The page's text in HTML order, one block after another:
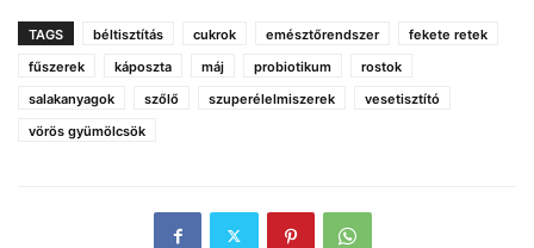
TAGS béltisztítás cukrok emésztőrendszer
fekete retek
fűszerek
káposzta máj probiotikum
rostok
salakanyagok
szőlő szuperélelmiszerek
vesetisztító
vörös gyümölcsök